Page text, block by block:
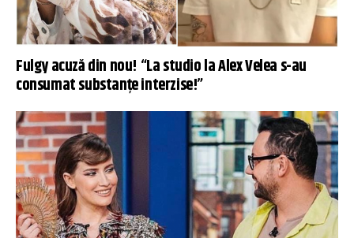
Fulgy acuză din nou! “La studio la Alex Velea s-au
consumat substanțe interzise!”